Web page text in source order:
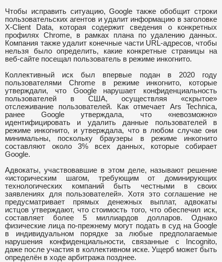
Чтобы исправить ситуацию, Google также обобщит строки
пользовательских агентов и удалит информацию в заголовке
X-Client Data, которая содержит сведения о конкретных
профилях Chrome, в рамках плана по удалению данных.
Компания также удалит конечные части URL-адресов, чтобы
нельзя было определить, какие конкретные страницы на
веб-сайте посещал пользователь в режиме инкогнито.
Коллективный иск был впервые подан в 2020 году
пользователями Chrome в режиме инкогнито, которые
утверждали, что Google нарушает конфиденциальность
пользователей в США, осуществляя «скрытое»
отслеживание пользователей. Как отмечает Ars Technica,
ранее Google утверждала, что «невозможно»
идентифицировать и удалить данные пользователей в
режиме инкогнито, и утверждала, что в любом случае они
минимальны, поскольку браузеры в режиме инкогнито
составляют около 3% всех данных, которые собирает
Google.
Адвокаты, участвовавшие в этом деле, называют решение
«историческим шагом, требующим от доминирующих
технологических компаний быть честными в своих
заявлениях для пользователей». Хотя это соглашение не
предусматривает прямых денежных выплат, адвокаты
истцов утверждают, что стоимость того, что обеспечил иск,
составляет более 5 миллиардов долларов. Однако
физические лица по-прежнему могут подать в суд на Google
в индивидуальном порядке за любые предполагаемые
нарушения конфиденциальности, связанные с Incognito,
даже после участия в коллективном иске. Ущерб может быть
определён в ходе арбитража позднее.